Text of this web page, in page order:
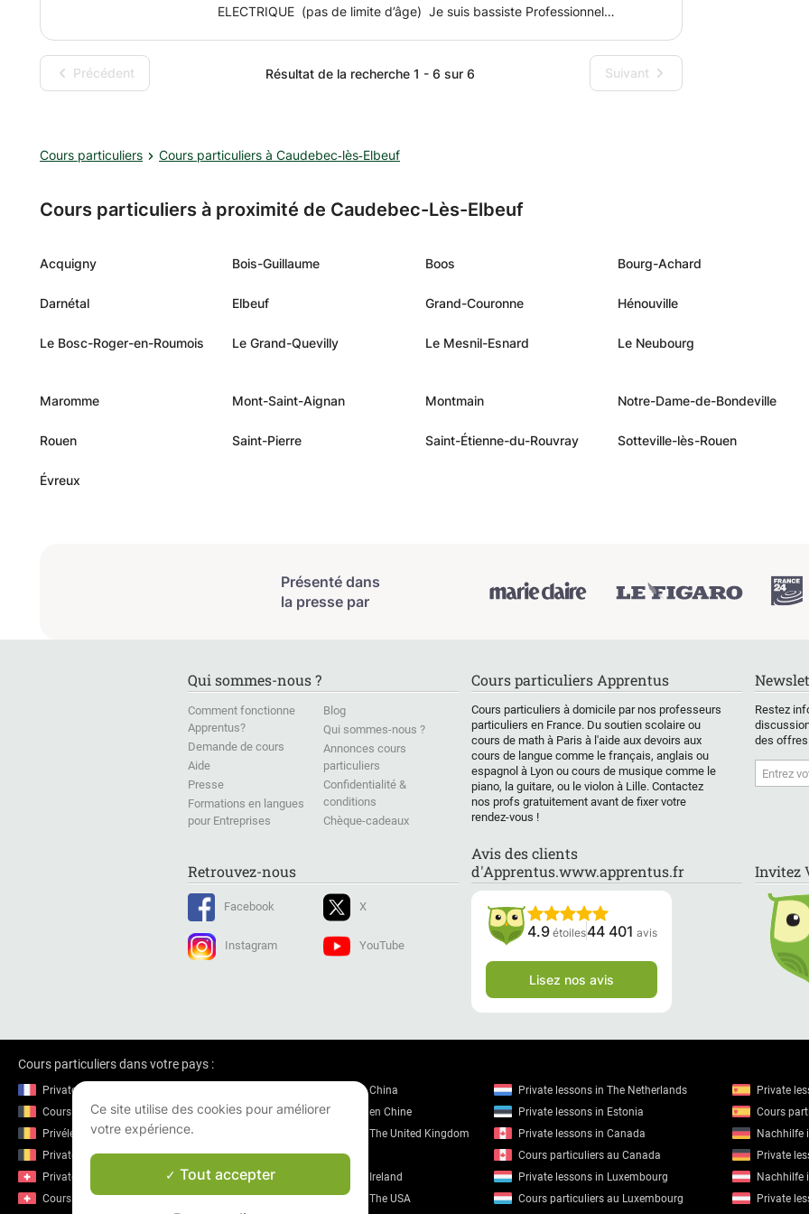
ELECTRIQUE (pas de limite d’âge) Je suis bassiste Professionnel
J’enseigne la basse depuis 10 ans en conservatoire, et maintenant en
indépendant et chez allegro musique. Les notions de plaisir et de
de morceaux, des différentes techniques de jeu et de la théorie Etude de
Précédent Résultat de la recherche 1 - 6 sur 6 Suivant
Cours particuliers Cours particuliers à Caudebec‑lès‑Elbeuf
Cours particuliers à proximité de Caudebec-Lès-Elbeuf
Acquigny Bois-Guillaume Boos Bourg-Achard
Darnétal Elbeuf Grand-Couronne Hénouville
Le Bosc-Roger-en-Roumois Le Grand-Quevilly Le Mesnil-Esnard Le Neubourg
Maromme Mont-Saint-Aignan Montmain Notre-Dame-de-Bondeville
Rouen Saint-Pierre Saint-Étienne-du-Rouvray Sotteville-lès-Rouen
Évreux
Présenté dans
la presse par
Qui sommes-nous ?
Comment fonctionne
Apprentus?
Demande de cours
Aide
Presse
Formations en langues
pour Entreprises
Blog
Qui sommes-nous ?
Annonces cours
particuliers
Confidentialité &
conditions
Chèque-cadeaux
Cours particuliers Apprentus
Cours particuliers à domicile par nos professeurs
particuliers en France. Du soutien scolaire ou
cours de math à Paris à l'aide aux devoirs aux
cours de langue comme le français, anglais ou
espagnol à Lyon ou cours de musique comme le
piano, la guitare, ou le violon à Lille. Contactez
nos profs gratuitement avant de fixer votre
rendez-vous !
Restez
des
Retrouvez-nous
Facebook
Instagram
X
YouTube
Avis des clients
d'Apprentus.www.apprentus.fr
4.9 étoiles44 401 avis
Lisez nos avis
Invitez
Cours particuliers dans votre pays :
Private lessons in France
Cours particuliers en Belgique
Privélessen in België
Private lessons in Belgium
Private lessons in Switzerland
Cours particuliers en Suisse
Private lessons in China
Cours particuliers en Chine
Private lessons in The United Kingdom
Cours particuliers
Private lessons in Ireland
Private lessons in The USA
Private lessons in The Netherlands
Private lessons in Estonia
Private lessons in Canada
Cours particuliers au Canada
Private lessons in Luxembourg
Cours particuliers au Luxembourg
Private
Cours
Nachhilfe
Private
Nachhilfe
Private
Ce site utilise des cookies pour améliorer
votre expérience.
Tout accepter